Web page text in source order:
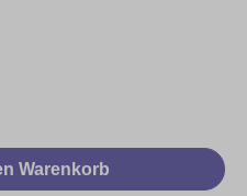
Wert ein
Warenkorb